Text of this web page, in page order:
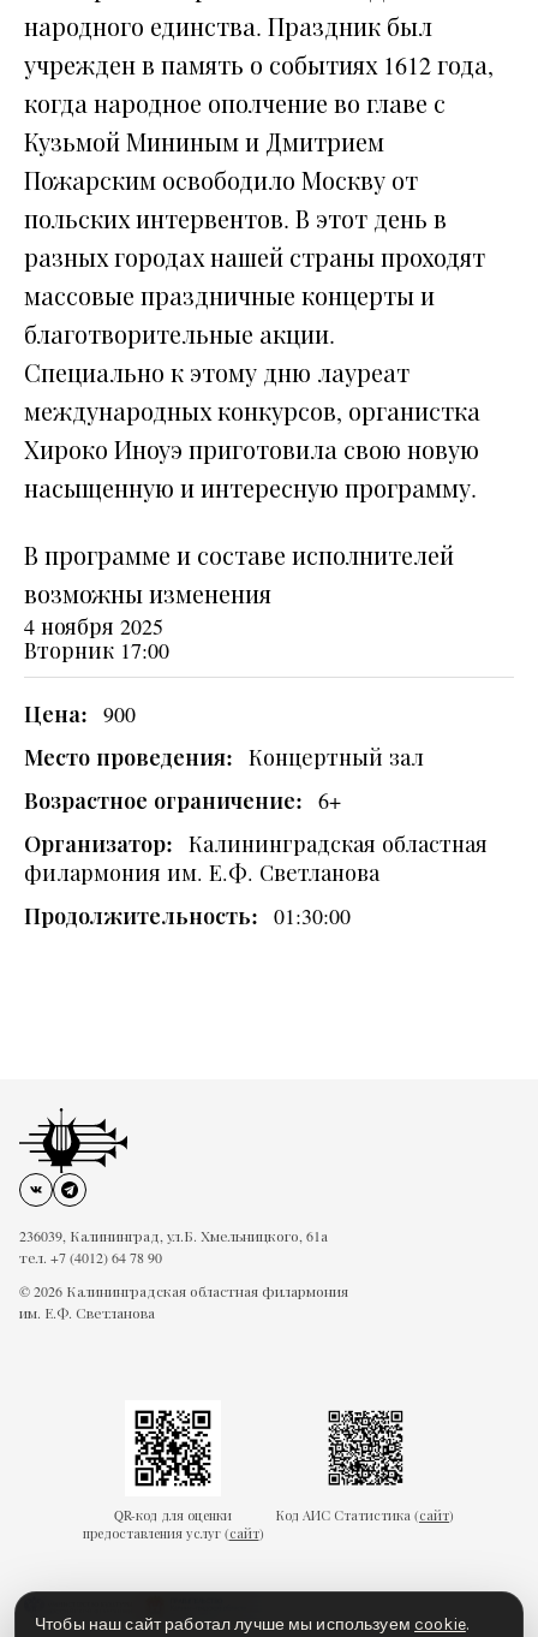
народного единства. Праздник был
учрежден в память о событиях 1612 года,
когда народное ополчение во главе с
Кузьмой Мининым и Дмитрием
Пожарским освободило Москву от
польских интервентов. В этот день в
разных городах нашей страны проходят
массовые праздничные концерты и
благотворительные акции.
Специально к этому дню лауреат
международных конкурсов, органистка
Хироко Иноуэ приготовила свою новую
насыщенную и интересную программу.
В программе и составе исполнителей
возможны изменения
4 ноября 2025
Вторник 17:00
Цена: 900
Место проведения: Концертный зал
Возрастное ограничение: 6+
Организатор: Калининградская областная
филармония им. Е.Ф. Светланова
Продолжительность: 01:30:00
236039, Калининград, ул.Б. Хмельницкого, 61а
тел. +7 (4012) 64 78 90
© 2026 Калининградская областная филармония
им. Е.Ф. Светланова
QR-код для оценки
предоставления услуг (сайт)
Код АИС Статистика (сайт)
Чтобы наш сайт работал лучше мы используемcookie.